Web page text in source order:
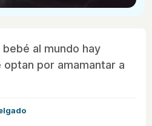
al mundo hay
por amamantar a